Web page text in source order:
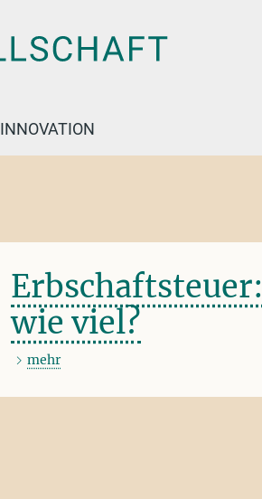
INNOVATION
wie viel?
mehr